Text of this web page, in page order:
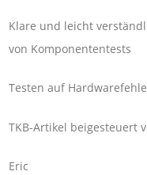
Klare und leicht
von Komponententests
Testen auf
TKB-Artikel beigesteuert
Eric